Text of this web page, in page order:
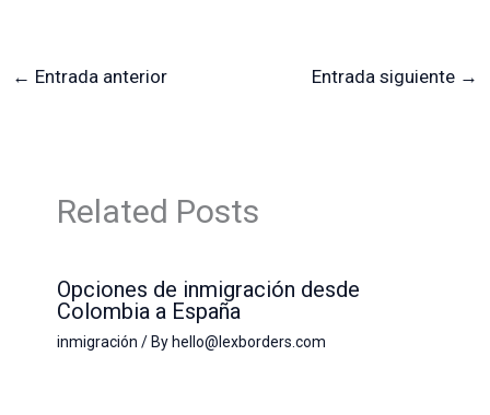
← Entrada anterior Entrada siguiente →
Related Posts
Opciones de inmigración desde
Colombia a España
inmigración / By hello@lexborders.com